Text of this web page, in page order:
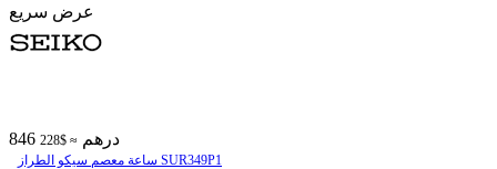
عرض سريع
846 درهم ≈ $228
ساعة معصم سیکو الطراز SUR349P1